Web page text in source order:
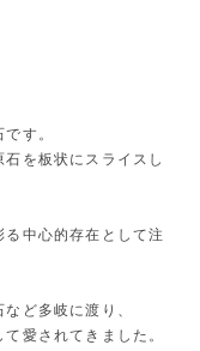
す。
を板状にスライスし
中心的存在として注
ど多岐に渡り、
愛されてきました。